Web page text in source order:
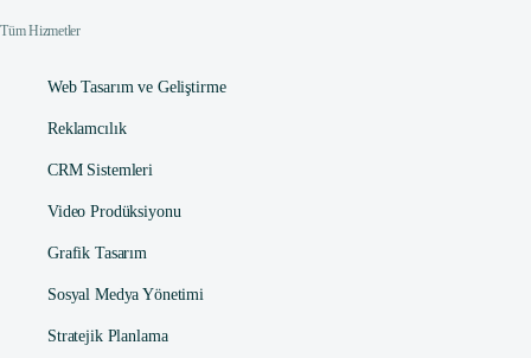
Tüm Hizmetler
Web Tasarım ve Geliştirme
Reklamcılık
CRM Sistemleri
Video Prodüksiyonu
Grafik Tasarım
Sosyal Medya Yönetimi
Stratejik Planlama